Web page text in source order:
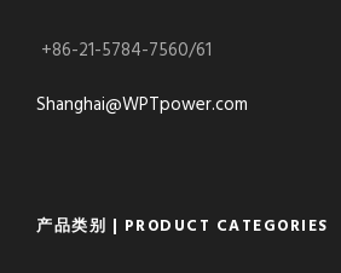
+86-21-5784-7560/61
Shanghai@WPTpower.com
产品类别 | PRODUCT CATEGORIES